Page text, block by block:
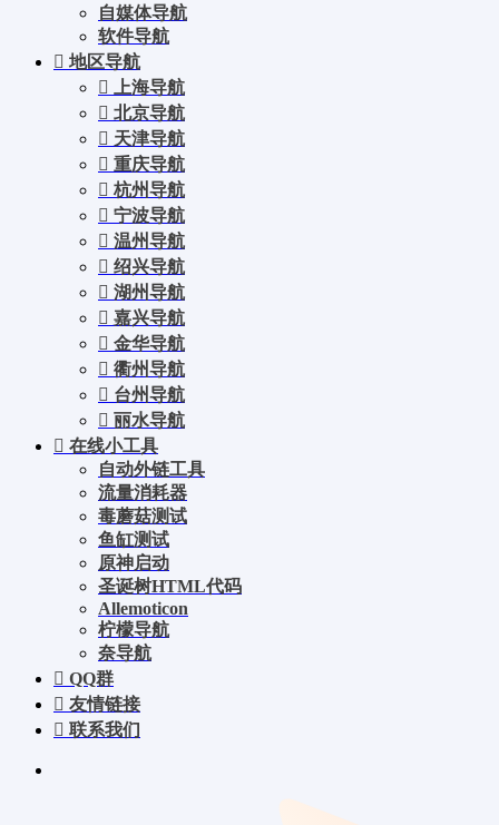
自媒体导航
软件导航
地区导航
上海导航
北京导航
天津导航
重庆导航
杭州导航
宁波导航
温州导航
绍兴导航
湖州导航
嘉兴导航
金华导航
衢州导航
台州导航
丽水导航
在线小工具
自动外链工具
流量消耗器
毒蘑菇测试
鱼缸测试
原神启动
圣诞树HTML代码
Allemoticon
柠檬导航
奈导航
QQ群
友情链接
联系我们